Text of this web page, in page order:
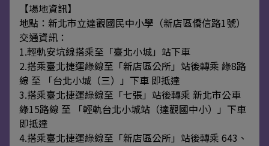
【場地資訊】
地點：新北市立達觀國民中小學（新店區僑信路1號）
交通資訊：
1.輕軌安坑線搭乘至「臺北小城」站下車
2.搭乘臺北捷運綠線至「新店區公所」站後轉乘 綠8路
線 至 「台北小城（三）」下車 即抵達
3.搭乘臺北捷運綠線至「七張」站後轉乘 新北市公車
綠15路線 至 「輕軌台北小城站（達觀國中小）」下車
即抵達
4.搭乘臺北捷運綠線至「新店區公所」站後轉乘 643、